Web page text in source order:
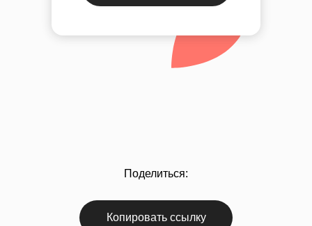
Поделиться:
Копировать ссылку